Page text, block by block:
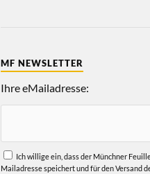
MF NEWSLETTER
Ihre eMailadresse:
Ich willige ein, dass der Münchner
Mailadresse speichert und für den Versand